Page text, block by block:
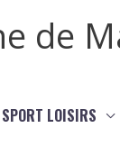
de
LOISIRS